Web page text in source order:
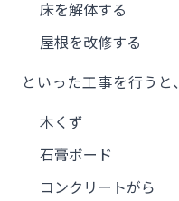
床を解体する
屋根を改修する
といった工事を行うと、
木くず
石膏ボード
コンクリートがら